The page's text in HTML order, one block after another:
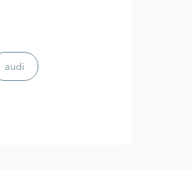
audi